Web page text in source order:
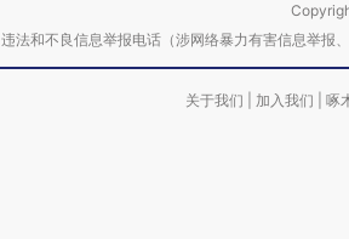
违法和不良信息举报电话（涉网络暴力有害信息举
关于我们 加入我们 啄